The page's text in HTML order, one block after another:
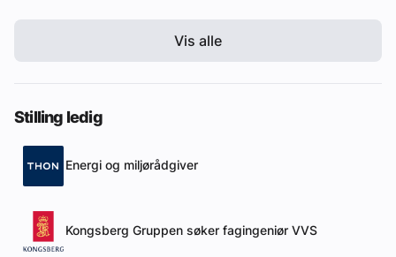
Vis alle
Stilling ledig
Energi og miljørådgiver
Kongsberg Gruppen søker fagingeniør VVS